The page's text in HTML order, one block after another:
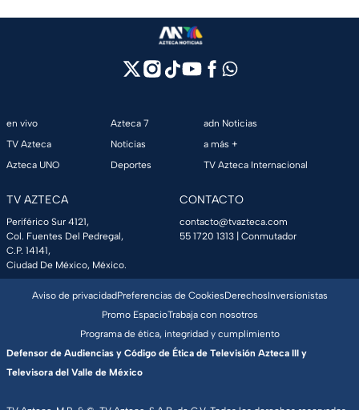
en vivo
TV Azteca
Azteca UNO
Azteca 7
Noticias
Deportes
adn Noticias
a más +
TV Azteca Internacional
TV AZTECA
Periférico Sur 4121,
Col. Fuentes Del Pedregal,
C.P. 14141,
Ciudad De México, México.
CONTACTO
contacto@tvazteca.com
55 1720 1313 | Conmutador
Aviso de privacidadPreferencias de CookiesDerechosInversionistas
Promo EspacioTrabaja con nosotros
Programa de ética, integridad y cumplimiento
Defensor de Audiencias y Código de Ética de Televisión Azteca III y
Televisora del Valle de México